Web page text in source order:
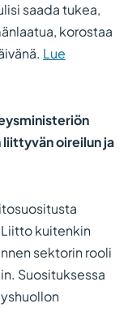
saada tukea,
korostaa
Lue
oireilun ja
kuitenkin
sektorin rooli
Suosituksessa